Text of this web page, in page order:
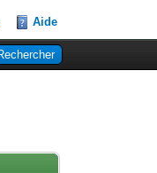
Aide